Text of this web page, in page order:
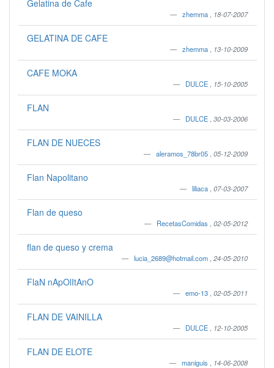
Gelatina de Cafe
zhemma 18-07-2007
GELATINA DE CAFE
zhemma 13-10-2009
CAFE MOKA
DULCE 15-10-2005
FLAN
DULCE 30-03-2006
FLAN DE NUECES
aleramos_78br05 05-12-2009
Flan Napolitano
liliaca 07-03-2007
Flan de queso
RecetasComidas 02-05-2012
flan de queso y crema
lucia_2689@hotmail.com 24-05-2010
FlaN nApOlItAnO
emo-13 02-05-2011
FLAN DE VAINILLA
DULCE 12-10-2005
FLAN DE ELOTE
maniguis 14-06-2008